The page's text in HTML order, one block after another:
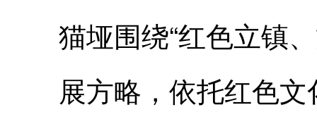
猫垭围绕“红色立镇
展方略，依托红色